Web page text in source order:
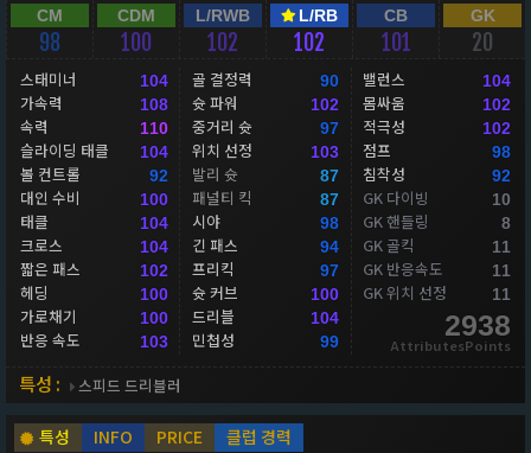
CM
98
CDM
100
L/RWB
102
L/RB
102
CB
101
GK
20
스태미너 104
가속력 108
속력 110
슬라이딩 태클 104
볼 컨트롤 92
대인 수비 100
태클 104
크로스 104
짧은 패스 102
헤딩 100
가로채기 100
반응 속도 103
골 결정력 90
슛 파워 102
중거리 슛 97
위치 선정 103
발리 슛 87
패널티 킥 87
시야 98
긴 패스 94
프리킥 97
슛 커브 100
드리블 104
민첩성 99
밸런스 104
몸싸움 102
적극성 102
점프 98
침착성 92
GK 다이빙 10
GK 핸들링 8
GK 골킥 11
GK 반응속도 11
GK 위치 선정 11
2938
AttributesPoints
특성 : 스피드 드리블러
특성 INFO PRICE
클럽 경력